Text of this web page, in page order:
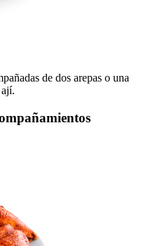
de dos arepas o una